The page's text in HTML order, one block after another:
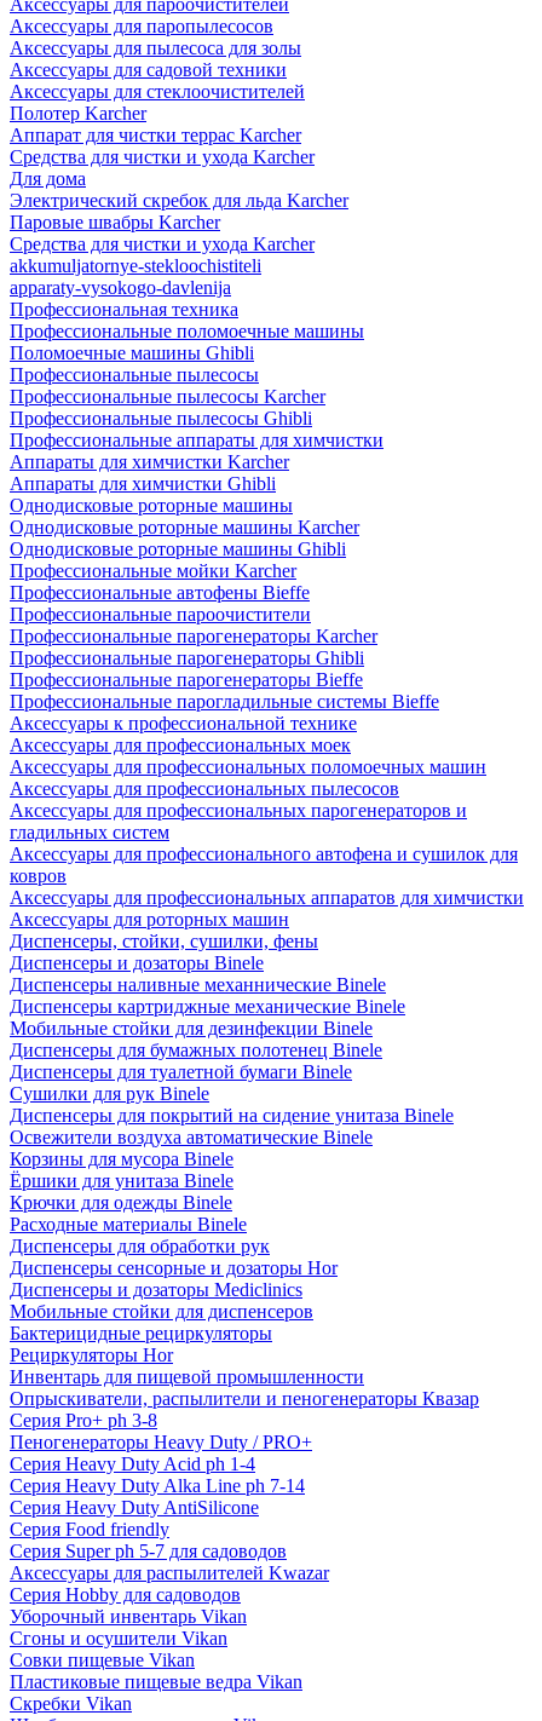
Аксессуары для пароочистителей
Аксессуары для паропылесосов
Аксессуары для пылесоса для золы
Аксессуары для садовой техники
Аксессуары для стеклоочистителей
Полотер Karcher
Аппарат для чистки террас Karcher
Средства для чистки и ухода Karcher
Для дома
Электрический скребок для льда Karcher
Паровые швабры Karcher
Средства для чистки и ухода Karcher
akkumuljatornye-stekloochistiteli
apparaty-vysokogo-davlenija
Профессиональная техника
Профессиональные поломоечные машины
Поломоечные машины Ghibli
Профессиональные пылесосы
Профессиональные пылесосы Karcher
Профессиональные пылесосы Ghibli
Профессиональные аппараты для химчистки
Аппараты для химчистки Karcher
Аппараты для химчистки Ghibli
Однодисковые роторные машины
Однодисковые роторные машины Karcher
Однодисковые роторные машины Ghibli
Профессиональные мойки Karcher
Профессиональные автофены Bieffe
Профессиональные пароочистители
Профессиональные парогенераторы Karcher
Профессиональные парогенераторы Ghibli
Профессиональные парогенераторы Bieffe
Профессиональные парогладильные системы Bieffe
Аксессуары к профессиональной технике
Аксессуары для профессиональных моек
Аксессуары для профессиональных поломоечных машин
Аксессуары для профессиональных пылесосов
Аксессуары для профессиональных парогенераторов и
гладильных систем
Аксессуары для профессионального автофена и сушилок для
ковров
Аксессуары для профессиональных аппаратов для химчистки
Аксессуары для роторных машин
Диспенсеры, стойки, сушилки, фены
Диспенсеры и дозаторы Binele
Диспенсеры наливные механнические Binele
Диспенсеры картриджные механические Binele
Мобильные стойки для дезинфекции Binele
Диспенсеры для бумажных полотенец Binele
Диспенсеры для туалетной бумаги Binele
Сушилки для рук Binele
Диспенсеры для покрытий на сидение унитаза Binele
Освежители воздуха автоматические Binele
Корзины для мусора Binele
Ёршики для унитаза Binele
Крючки для одежды Binele
Расходные материалы Binele
Диспенсеры для обработки рук
Диспенсеры сенсорные и дозаторы Hor
Диспенсеры и дозаторы Mediclinics
Мобильные стойки для диспенсеров
Бактерицидные рециркуляторы
Рециркуляторы Hor
Инвентарь для пищевой промышленности
Опрыскиватели, распылители и пеногенераторы Квазар
Серия Pro+ ph 3-8
Пеногенераторы Heavy Duty / PRO+
Серия Heavy Duty Acid ph 1-4
Серия Heavy Duty Alka Line ph 7-14
Серия Heavy Duty AntiSilicone
Серия Food friendly
Серия Super ph 5-7 для садоводов
Аксессуары для распылителей Kwazar
Серия Hobby для садоводов
Уборочный инвентарь Vikan
Сгоны и осушители Vikan
Совки пищевые Vikan
Пластиковые пищевые ведра Vikan
Скребки Vikan